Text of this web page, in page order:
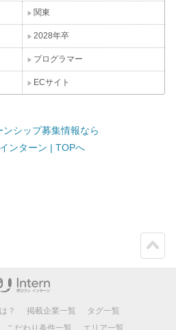
関東
2028年卒
プログラマー
ECサイト
シップ募集情報なら
ンターン | TOPへ
？ 掲載企業一覧
タグ一覧
こだわり条件一覧 エリア一覧